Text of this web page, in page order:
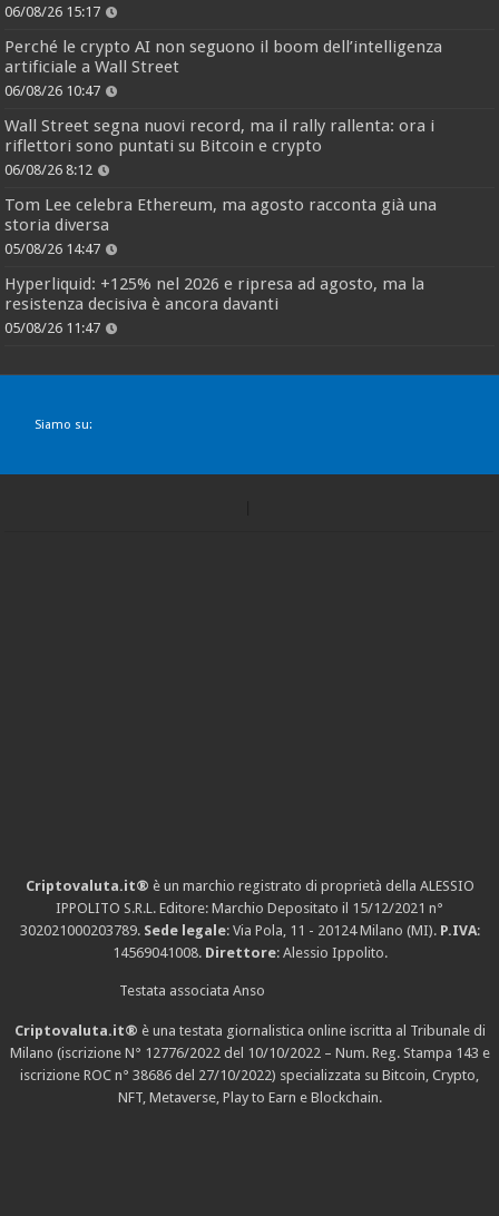
06/08/26 15:17
Perché le crypto AI non seguono il boom dell’intelligenza
artificiale a Wall Street
06/08/26 10:47
Wall Street segna nuovi record, ma il rally rallenta: ora i
riflettori sono puntati su Bitcoin e crypto
06/08/26 8:12
Tom Lee celebra Ethereum, ma agosto racconta già una
storia diversa
05/08/26 14:47
Hyperliquid: +125% nel 2026 e ripresa ad agosto, ma la
resistenza decisiva è ancora davanti
05/08/26 11:47
Siamo su:
Criptovaluta.it® è un marchio registrato di proprietà della ALESSIO
IPPOLITO S.R.L. Editore: Marchio Depositato il 15/12/2021 n°
302021000203789. Sede legale: Via Pola, 11 - 20124 Milano (MI). P.IVA:
14569041008. Direttore: Alessio Ippolito.
Testata associata Anso
Criptovaluta.it® è una testata giornalistica online iscritta al Tribunale di
Milano (iscrizione N° 12776/2022 del 10/10/2022 – Num. Reg. Stampa 143 e
iscrizione ROC n° 38686 del 27/10/2022) specializzata su Bitcoin, Crypto,
NFT, Metaverse, Play to Earn e Blockchain.